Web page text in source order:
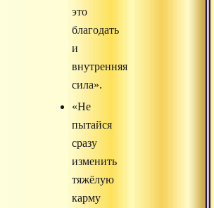
это
благодать
и
внутренняя
сила».
«Не
пытайся
сразу
изменить
тяжёлую
карму